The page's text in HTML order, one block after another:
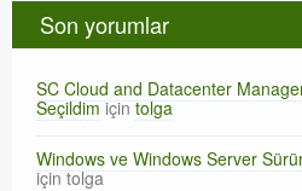
Son yorumlar
SC Cloud and Datacenter
Seçildimiçintolga
Windows ve Windows Server
içintolga